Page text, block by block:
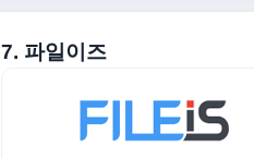
7. 파일이즈